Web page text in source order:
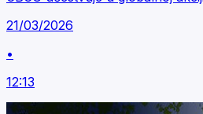
21/03/2026
•
12:13